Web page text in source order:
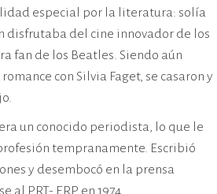
especial por la literatura: solía
disfrutaba del cine innovador de los
fan de los Beatles. Siendo aún
con Silvia Faget, se casaron y
un conocido periodista, lo que le
tempranamente. Escribió
y desembocó en la prensa
PRT- ERP en 1974.